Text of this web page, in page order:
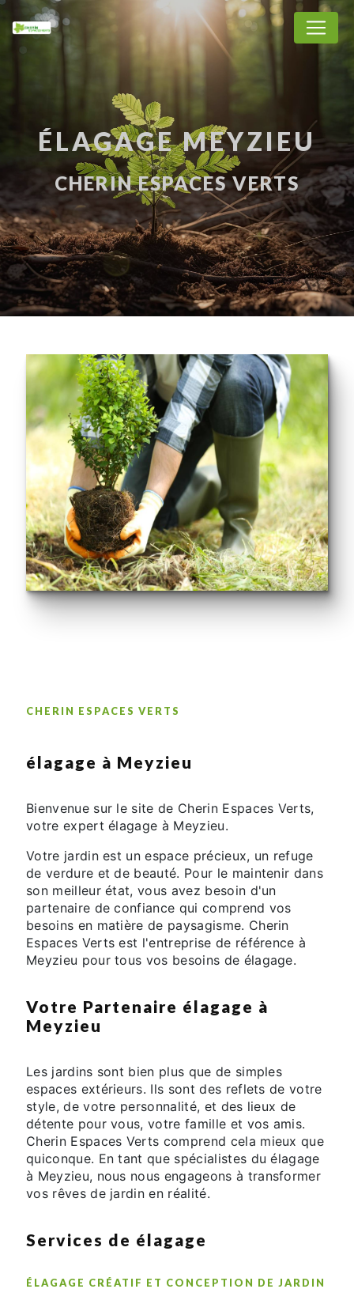
ÉLAGAGE MEYZIEU
CHERIN ESPACES VERTS
CHERIN ESPACES VERTS
élagage à Meyzieu
Bienvenue sur le site de Cherin Espaces Verts,
votre expert élagage à Meyzieu.
Votre jardin est un espace précieux, un refuge
de verdure et de beauté. Pour le maintenir dans
son meilleur état, vous avez besoin d'un
partenaire de confiance qui comprend vos
besoins en matière de paysagisme. Cherin
Espaces Verts est l'entreprise de référence à
Meyzieu pour tous vos besoins de élagage.
Votre Partenaire élagage à
Meyzieu
Les jardins sont bien plus que de simples
espaces extérieurs. Ils sont des reflets de votre
style, de votre personnalité, et des lieux de
détente pour vous, votre famille et vos amis.
Cherin Espaces Verts comprend cela mieux que
quiconque. En tant que spécialistes du élagage
à Meyzieu, nous nous engageons à transformer
vos rêves de jardin en réalité.
Services de élagage
ÉLAGAGE CRÉATIF ET CONCEPTION DE JARDIN
Panneau de gestion des cookies